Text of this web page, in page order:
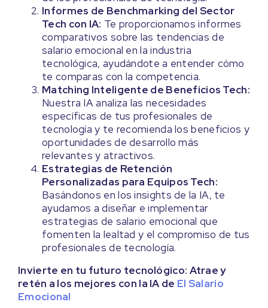
Informes de Benchmarking del Sector
Tech con IA: Te proporcionamos informes
comparativos sobre las tendencias de
salario emocional en la industria
tecnológica, ayudándote a entender cómo
te comparas con la competencia.
Matching Inteligente de Beneficios Tech:
Nuestra IA analiza las necesidades
específicas de tus profesionales de
tecnología y te recomienda los beneficios y
oportunidades de desarrollo más
relevantes y atractivos.
Estrategias de Retención
Personalizadas para Equipos Tech:
Basándonos en los insights de la IA, te
ayudamos a diseñar e implementar
estrategias de salario emocional que
fomenten la lealtad y el compromiso de tus
profesionales de tecnología.
Invierte en tu futuro tecnológico: Atrae y
retén a los mejores con la IA de El Salario
Emocional